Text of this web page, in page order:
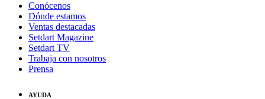
Conócenos
Dónde estamos
Ventas destacadas
Setdart Magazine
Setdart TV
Trabaja con nosotros
Prensa
AYUDA